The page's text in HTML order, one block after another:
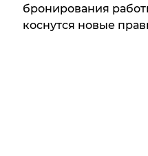
бронирования
коснутся новые